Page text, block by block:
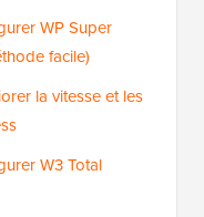
WP Super
facile)
la vitesse et les
W3 Total